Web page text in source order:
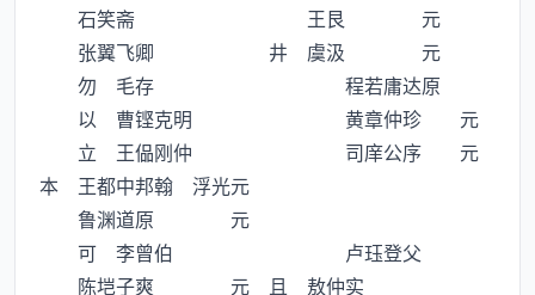
石笑斋 王艮 元
张翼飞卿 井 虞汲 元
勿 毛存 程若庸达原
以 曹铿克明 黄章仲珍 元
立 王偘刚仲 司庠公序 元
本 王都中邦翰 浮光元
鲁渊道原 元
可 李曾伯 卢珏登父
陈垲子爽 元 且 敖仲实